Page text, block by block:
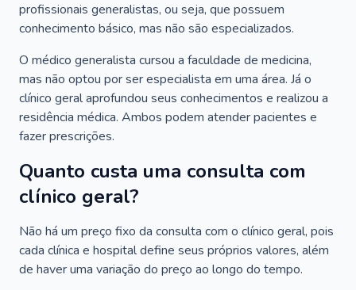
profissionais generalistas, ou seja, que possuem
conhecimento básico, mas não são especializados.
O médico generalista cursou a faculdade de medicina,
mas não optou por ser especialista em uma área. Já o
clínico geral aprofundou seus conhecimentos e realizou a
residência médica. Ambos podem atender pacientes e
fazer prescrições.
Quanto custa uma consulta com
clínico geral?
Não há um preço fixo da consulta com o clínico geral, pois
cada clínica e hospital define seus próprios valores, além
de haver uma variação do preço ao longo do tempo.